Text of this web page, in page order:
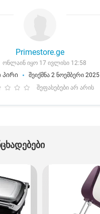
Primestore.ge
ონლაინ იყო 17 ივლისი 12:58
პირი
შეიქმნა 2 ნოემბერი 2025
შეფასებები არ არის